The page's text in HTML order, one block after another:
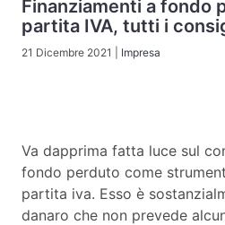
Finanziamenti a fondo
partita IVA, tutti i
21 Dicembre 2021 Impresa
Va dapprima fatta luce sul
fondo perduto come
partita iva. Esso è
danaro che non prevede